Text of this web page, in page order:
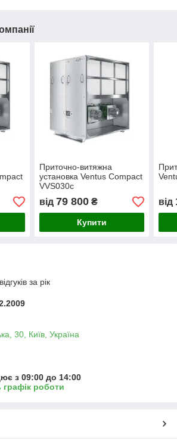
Приточно-витяжна
установка Ventus Compact
VVS030c
від 79 800₴
Купити
від
за рік
30, Київ, Україна
з 09:00 до 14:00
графік роботи